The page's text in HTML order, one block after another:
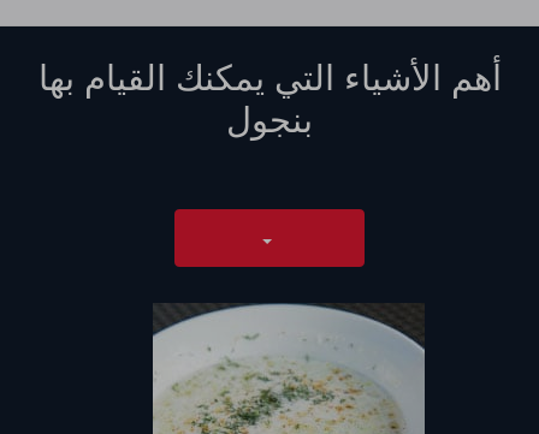
أهم الأشياء التي يمكنك القيام بها
بنجول